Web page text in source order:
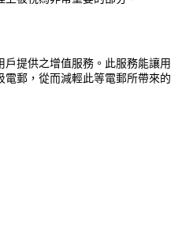
提供之增值服務。此服務能讓用
郵，從而減輕此等電郵所帶來的